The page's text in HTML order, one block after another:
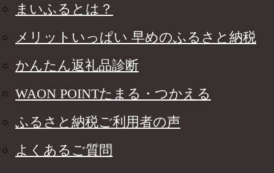
まいふるとは？
メリットいっぱい 早めのふるさと納税
かんたん返礼品診断
WAON POINTたまる・つかえる
ふるさと納税ご利用者の声
よくあるご質問